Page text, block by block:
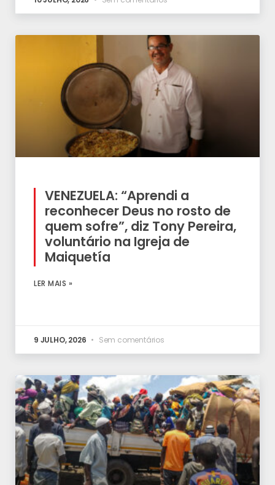
VENEZUELA: “Aprendi a
reconhecer Deus no rosto de
quem sofre”, diz Tony Pereira,
voluntário na Igreja de
Maiquetía
LER MAIS »
9 JULHO, 2026 Sem comentários